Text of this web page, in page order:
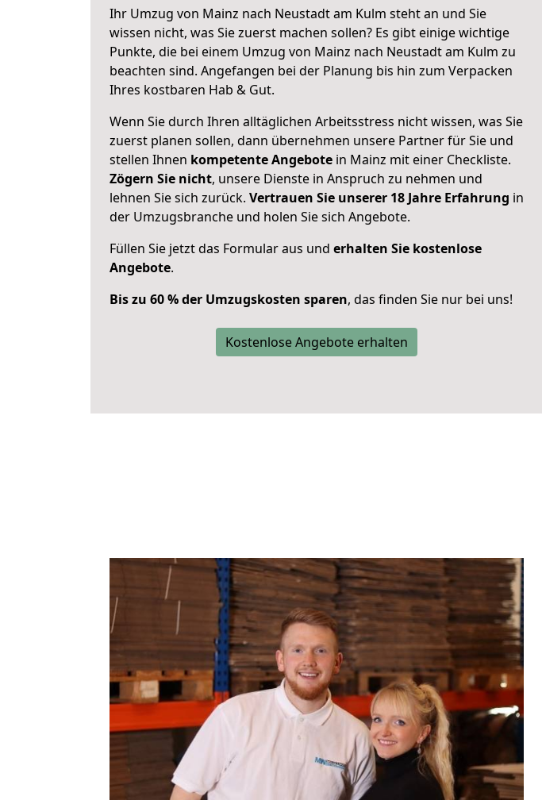
Ihr Umzug von Mainz nach Neustadt am Kulm steht an und Sie
wissen nicht, was Sie zuerst machen sollen? Es gibt einige wichtige
Punkte, die bei einem Umzug von Mainz nach Neustadt am Kulm zu
beachten sind. Angefangen bei der Planung bis hin zum Verpacken
Ihres kostbaren Hab & Gut.
Wenn Sie durch Ihren alltäglichen Arbeitsstress nicht wissen, was Sie
zuerst planen sollen, dann übernehmen unsere Partner für Sie und
stellen Ihnen kompetente Angebote in Mainz mit einer Checkliste.
Zögern Sie nicht, unsere Dienste in Anspruch zu nehmen und
lehnen Sie sich zurück. Vertrauen Sie unserer 18 Jahre Erfahrung in
der Umzugsbranche und holen Sie sich Angebote.
Füllen Sie jetzt das Formular aus und erhalten Sie kostenlose
Angebote.
Bis zu 60 % der Umzugskosten sparen, das finden Sie nur bei uns!
Kostenlose Angebote erhalten